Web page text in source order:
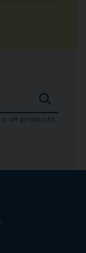
un producto,